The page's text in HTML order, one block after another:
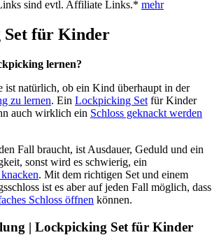
sind evtl. Affiliate Links.* mehr
für Kinder
lernen?
ist natürlich, ob ein Kind überhaupt in der
zu lernen. Ein Lockpicking Set für Kinder
auch wirklich ein Schloss geknackt werden
Fall braucht, ist Ausdauer, Geduld und ein
sonst wird es schwierig, ein
. Mit dem richtigen Set und einem
ist es aber auf jeden Fall möglich, dass
Schloss öffnen können.
| Lockpicking Set für Kinder